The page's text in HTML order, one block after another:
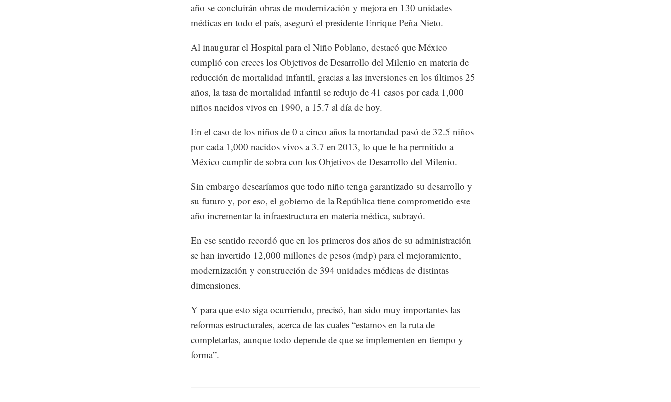
año se concluirán obras de modernización y mejora en 130 unidades
médicas en todo el país, aseguró el presidente Enrique Peña Nieto.
Al inaugurar el Hospital para el Niño Poblano, destacó que México
cumplió con creces los Objetivos de Desarrollo del Milenio en materia de
reducción de mortalidad infantil, gracias a las inversiones en los últimos 25
años, la tasa de mortalidad infantil se redujo de 41 casos por cada 1,000
niños nacidos vivos en 1990, a 15.7 al día de hoy.
En el caso de los niños de 0 a cinco años la mortandad pasó de 32.5 niños
por cada 1,000 nacidos vivos a 3.7 en 2013, lo que le ha permitido a
México cumplir de sobra con los Objetivos de Desarrollo del Milenio.
Sin embargo desearíamos que todo niño tenga garantizado su desarrollo y
su futuro y, por eso, el gobierno de la República tiene comprometido este
año incrementar la infraestructura en materia médica, subrayó.
En ese sentido recordó que en los primeros dos años de su administración
se han invertido 12,000 millones de pesos (mdp) para el mejoramiento,
modernización y construcción de 394 unidades médicas de distintas
dimensiones.
Y para que esto siga ocurriendo, precisó, han sido muy importantes las
reformas estructurales, acerca de las cuales “estamos en la ruta de
completarlas, aunque todo depende de que se implementen en tiempo y
forma”.